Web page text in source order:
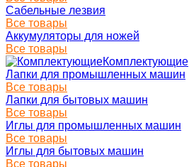
Сабельные лезвия
Все товары
Аккумуляторы для ножей
Все товары
Комплектующие
Лапки для промышленных машин
Все товары
Лапки для бытовых машин
Все товары
Иглы для промышленных машин
Все товары
Иглы для бытовых машин
Все товары